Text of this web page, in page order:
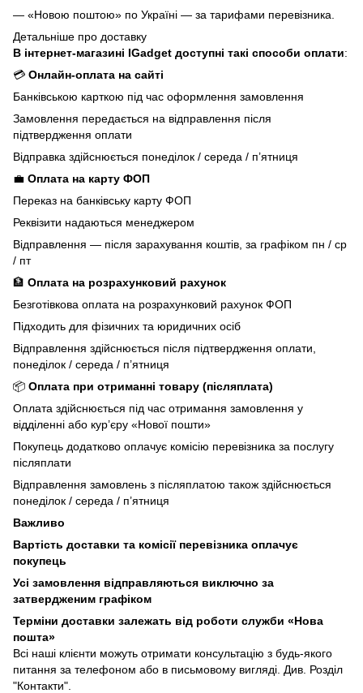
— «Новою поштою» по Україні — за тарифами перевізника.
Детальніше про доставку
В інтернет-магазині IGadget доступні такі способи оплати:
💳 Онлайн-оплата на сайті
Банківською карткою під час оформлення замовлення
Замовлення передається на відправлення після
підтвердження оплати
Відправка здійснюється понеділок / середа / п’ятниця
💼 Оплата на карту ФОП
Переказ на банківську карту ФОП
Реквізити надаються менеджером
Відправлення — після зарахування коштів, за графіком пн / ср
/ пт
🏦 Оплата на розрахунковий рахунок
Безготівкова оплата на розрахунковий рахунок ФОП
Підходить для фізичних та юридичних осіб
Відправлення здійснюється після підтвердження оплати,
понеділок / середа / п’ятниця
📦 Оплата при отриманні товару (післяплата)
Оплата здійснюється під час отримання замовлення у
відділенні або кур’єру «Нової пошти»
Покупець додатково оплачує комісію перевізника за послугу
післяплати
Відправлення замовлень з післяплатою також здійснюється
понеділок / середа / п’ятниця
Важливо
Вартість доставки та комісії перевізника оплачує
покупець
Усі замовлення відправляються виключно за
затвердженим графіком
Терміни доставки залежать від роботи служби «Нова
пошта»
Всі наші клієнти можуть отримати консультацію з будь-якого
питання за телефоном або в письмовому вигляді. Див. Розділ
"Контакти".